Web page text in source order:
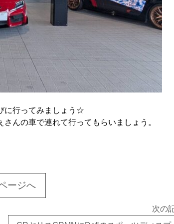
に行ってみましょう☆
んの車で連れて行ってもらいましょう。
ージへ
次の